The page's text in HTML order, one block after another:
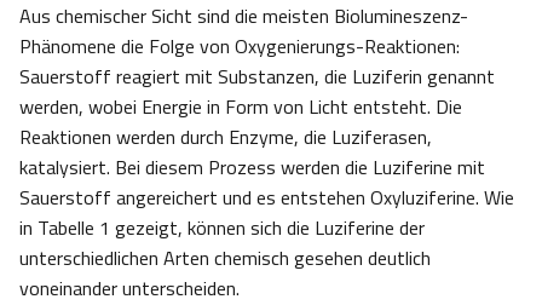
Aus chemischer Sicht sind die meisten Biolumineszenz-
Phänomene die Folge von Oxygenierungs-Reaktionen:
Sauerstoff reagiert mit Substanzen, die Luziferin genannt
werden, wobei Energie in Form von Licht entsteht. Die
Reaktionen werden durch Enzyme, die Luziferasen,
katalysiert. Bei diesem Prozess werden die Luziferine mit
Sauerstoff angereichert und es entstehen Oxyluziferine. Wie
in Tabelle 1 gezeigt, können sich die Luziferine der
unterschiedlichen Arten chemisch gesehen deutlich
voneinander unterscheiden.